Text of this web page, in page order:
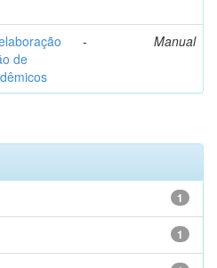
de
- Manual
1
1